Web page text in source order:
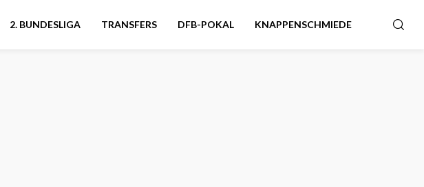
2. BUNDESLIGA TRANSFERS DFB-POKAL KNAPPENSCHMIEDE